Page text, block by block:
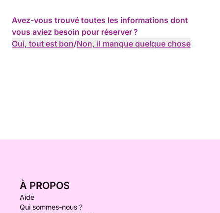
Avez-vous trouvé toutes les informations dont
vous aviez besoin pour réserver ?
Oui, tout est bon/Non, il manque quelque chose
À PROPOS
Aide
Qui sommes-nous ?